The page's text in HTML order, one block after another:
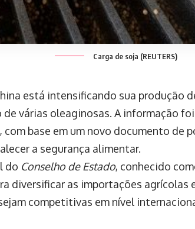
Carga de soja (REUTERS)
está intensificando sua produção
várias oleaginosas. A informação
base em um novo documento de
a segurança alimentar.
do Conselho de Estado, conhecido
diversificar as importações agrícolas
competitivas em nível